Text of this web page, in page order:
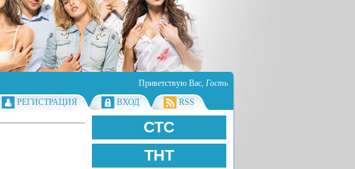
Приветствую Вас, Гость
РЕГИСТРАЦИЯ
ВХОД RSS
СТС
ТНТ